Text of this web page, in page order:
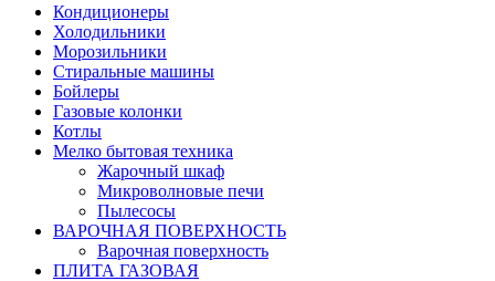
Кондиционеры
Холодильники
Морозильники
Стиральные машины
Бойлеры
Газовые колонки
Котлы
Мелко бытовая техника
Жарочный шкаф
Микроволновые печи
Пылесосы
ВАРОЧНАЯ ПОВЕРХНОСТЬ
Варочная поверхность
ПЛИТА ГАЗОВАЯ